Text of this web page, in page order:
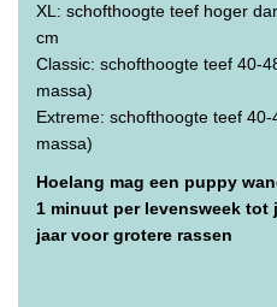
XL: schofthoogte teef hoger
cm
Classic: schofthoogte teef 40-
massa)
Extreme: schofthoogte teef
massa)
Hoelang mag een puppy
1 minuut per levensweek
jaar voor grotere rassen